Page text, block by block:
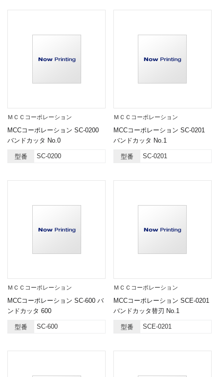
ＭＣＣコーポレーション
MCCコーポレーション SC-0200
バンドカッタ No.0
型番 SC-0200
ＭＣＣコーポレーション
MCCコーポレーション SC-0201
バンドカッタ No.1
型番 SC-0201
ＭＣＣコーポレーション
MCCコーポレーション SC-600 バ
ンドカッタ 600
型番 SC-600
ＭＣＣコーポレーション
MCCコーポレーション SCE-0201
バンドカッタ替刃 No.1
型番 SCE-0201